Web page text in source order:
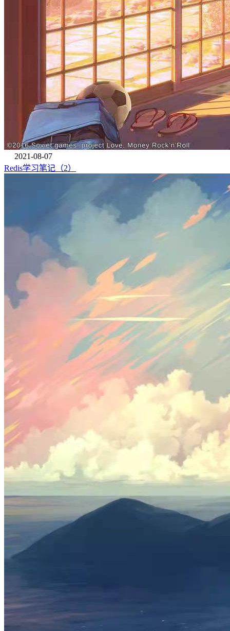
2021-08-07
Redis学习笔记（2）